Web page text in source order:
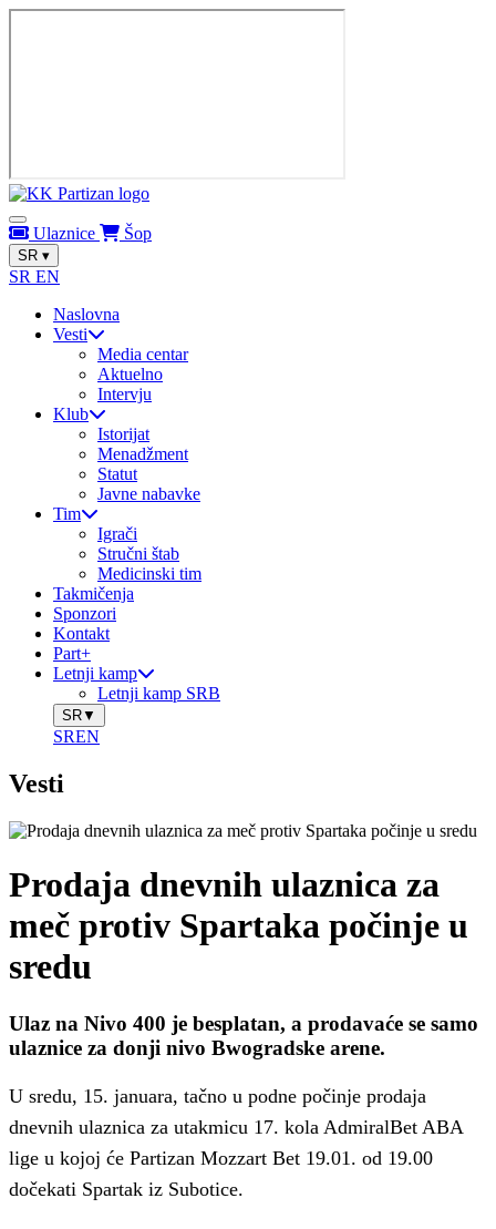
Ulaznice Šop
SR ▾
SR EN
Naslovna
Vesti
Media centar
Aktuelno
Intervju
Klub
Istorijat
Menadžment
Statut
Javne nabavke
Tim
Igrači
Stručni štab
Medicinski tim
Takmičenja
Sponzori
Kontakt
Part+
Letnji kamp
Letnji kamp SRB
SR▼
SREN
Vesti
Prodaja dnevnih ulaznica za
meč protiv Spartaka počinje u
sredu
Ulaz na Nivo 400 je besplatan, a prodavaće se samo
ulaznice za donji nivo Bwogradske arene.
U sredu, 15. januara, tačno u podne počinje prodaja
dnevnih ulaznica za utakmicu 17. kola AdmiralBet ABA
lige u kojoj će Partizan Mozzart Bet 19.01. od 19.00
dočekati Spartak iz Subotice.